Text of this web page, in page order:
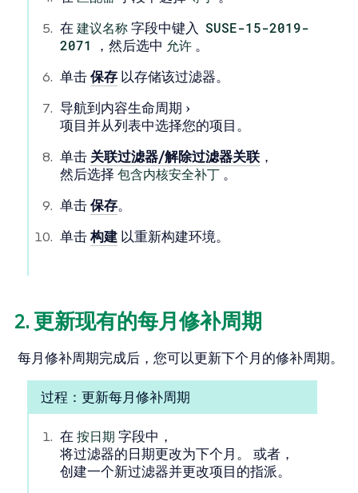
在 建议名称字段中键入 SUSE-15-2019-
2071
，然后选中 允许 。
单击保存 以存储该过滤器。
导航到内容生命周期
项目并从列表中选择您的项目。
单击 关联过滤器/解除过滤器关联 ，
然后选择 包含内核安全补丁 。
单击保存。
单击构建 以重新构建环境。
2. 更新现有的每月修补周期
每月修补周期完成后，您可以更新下个月的修补周期。
过程：更新每月修补周期
在按日期 字段中，
将过滤器的日期更改为下个月。 或者，
创建一个新过滤器并更改项目的指派。